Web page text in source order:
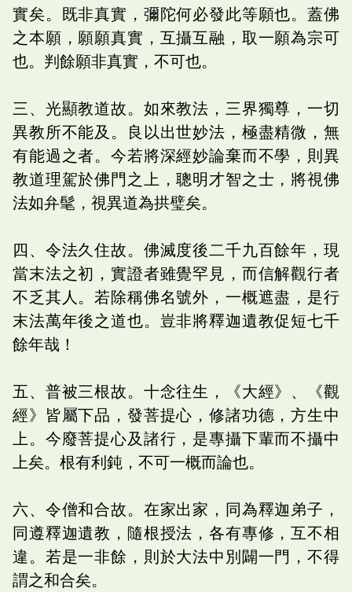
實矣。既非真實，彌陀何必發此等願也。蓋佛
之本願，願願真實，互攝互融，取一願為宗可
也。判餘願非真實，不可也。
三、光顯教道故。如來教法，三界獨尊，一切
異教所不能及。良以出世妙法，極盡精微，無
有能過之者。今若將深經妙論棄而不學，則異
教道理駕於佛門之上，聰明才智之士，將視佛
法如弁髦，視異道為拱璧矣。
四、令法久住故。佛滅度後二千九百餘年，現
當末法之初，實證者雖覺罕見，而信解觀行者
不乏其人。若除稱佛名號外，一概遮盡，是行
末法萬年後之道也。豈非將釋迦遺教促短七千
餘年哉！
五、普被三根故。十念往生，《大經》、《觀
經》皆屬下品，發菩提心，修諸功德，方生中
上。今廢菩提心及諸行，是專攝下輩而不攝中
上矣。根有利鈍，不可一概而論也。
六、令僧和合故。在家出家，同為釋迦弟子，
同遵釋迦遺教，隨根授法，各有專修，互不相
違。若是一非餘，則於大法中別闢一門，不得
謂之和合矣。